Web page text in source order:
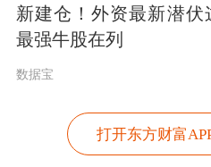
度止涨回落。
市场景气度不佳，
据监测，本周全国
新建仓！外资最新潜伏
最强牛股在列
数据宝
打开东方财富